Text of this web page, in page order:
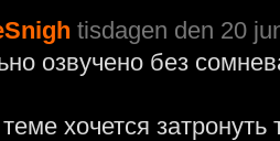
tisdagen den 20
озвучено без
хочется затронуть